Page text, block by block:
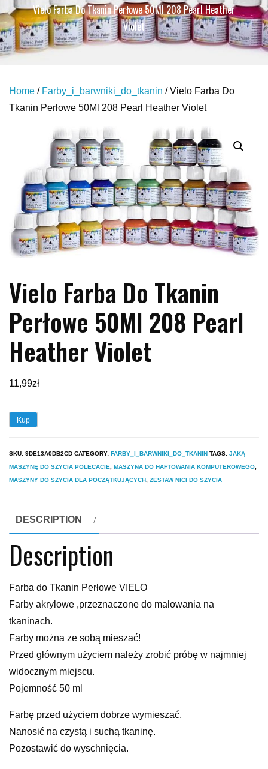
Vielo Farba Do Tkanin Perłowe 50Ml 208 Pearl Heather
Violet
Home / Farby_i_barwniki_do_tkanin / Vielo Farba Do
Tkanin Perłowe 50Ml 208 Pearl Heather Violet
Vielo Farba Do Tkanin
Perłowe 50Ml 208 Pearl
Heather Violet
11,99zł
Kup
SKU: 9DE13A0DB2CD CATEGORY: FARBY_I_BARWNIKI_DO_TKANIN TAGS: JAKĄ
MASZYNĘ DO SZYCIA POLECACIE
MASZYNA DO HAFTOWANIA KOMPUTEROWEGO
MASZYNY DO SZYCIA DLA POCZĄTKUJĄCYCH ZESTAW NICI DO SZYCIA
DESCRIPTION
Description
Farba do Tkanin Perłowe VIELO
Farby akrylowe ,przeznaczone do malowania na
tkaninach.
Farby można ze sobą mieszać!
Przed głównym użyciem należy zrobić próbę w najmniej
widocznym miejscu.
Pojemność 50 ml
Farbę przed użyciem dobrze wymieszać.
Nanosić na czystą i suchą tkaninę.
Pozostawić do wyschnięcia.